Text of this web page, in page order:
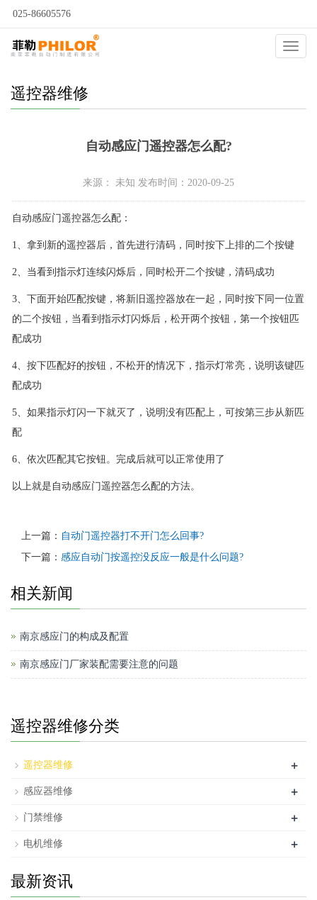
025-86605576
自动门 遥控器维修>
遥控器维修
自动感应门遥控器怎么配?
来源： 未知 发布时间：2020-09-25
自动感应门遥控器怎么配：
1、拿到新的遥控器后，首先进行清码，同时按下上排的二个按键
2、当看到指示灯连续闪烁后，同时松开二个按键，清码成功
3、下面开始匹配按键，将新旧遥控器放在一起，同时按下同一位置
的二个按钮，当看到指示灯闪烁后，松开两个按钮，第一个按钮匹
配成功
4、按下匹配好的按钮，不松开的情况下，指示灯常亮，说明该键匹
配成功
5、如果指示灯闪一下就灭了，说明没有匹配上，可按第三步从新匹
配
6、依次匹配其它按钮。完成后就可以正常使用了
以上就是自动感应门遥控器怎么配的方法。
上一篇： 自动门遥控器打不开门怎么回事?
下一篇： 感应自动门按遥控没反应一般是什么问题?
相关新闻
南京感应门的构成及配置
南京感应门厂家装配需要注意的问题
遥控器维修分类
遥控器维修 +
感应器维修 +
门禁维修 +
电机维修 +
最新资讯